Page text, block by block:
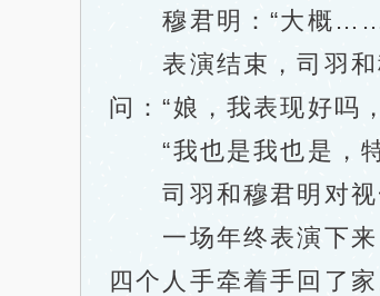
穆君明：“大概……
表演结束，司羽和
问：“娘，我表现好吗
“我也是我也是，特
司羽和穆君明对视
一场年终表演下来
四个人手牵着手回了家